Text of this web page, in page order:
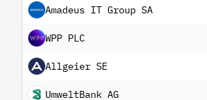
Amadeus IT Group SA
WPP PLC
Allgeier SE
UmweltBank AG